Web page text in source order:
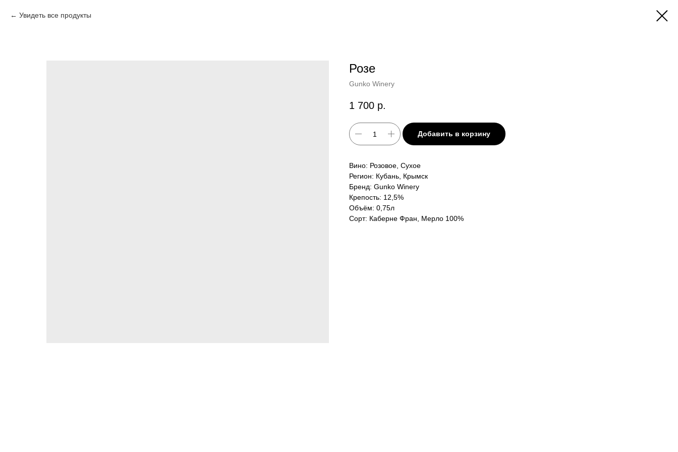
Увидеть все продукты
Розе
Gunko Winery
1 700 р.
Добавить в корзину
Вино: Розовое, Сухое
Регион: Кубань, Крымск
Бренд: Gunko Winery
Крепость: 12,5%
Объём: 0,75л
Сорт: Каберне Фран, Мерло 100%